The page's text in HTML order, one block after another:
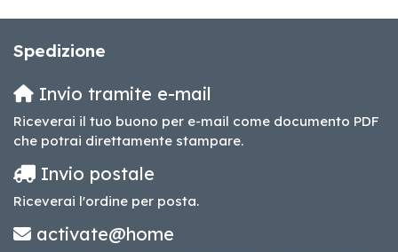
Spedizione
Invio tramite e-mail
Riceverai il tuo buono per e-mail come documento PDF
che potrai direttamente stampare.
Invio postale
Riceverai l'ordine per posta.
activate@home